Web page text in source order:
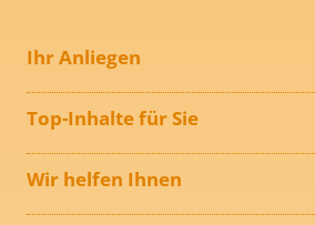
Ihr Anliegen
Top-Inhalte für Sie
Wir helfen Ihnen